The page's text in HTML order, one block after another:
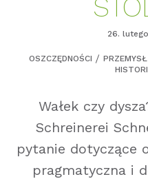
26.
OSZCZĘDNOŚCI
Wałek czy
Schreinerei
pytanie dotyczące
pragmatyczna i